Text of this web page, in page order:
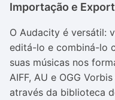
Importação e
O Audacity é versátil:
editá-lo e combiná-lo
suas músicas nos
AIFF, AU e OGG
através da biblioteca